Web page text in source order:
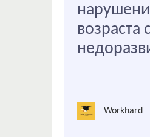
Workhard